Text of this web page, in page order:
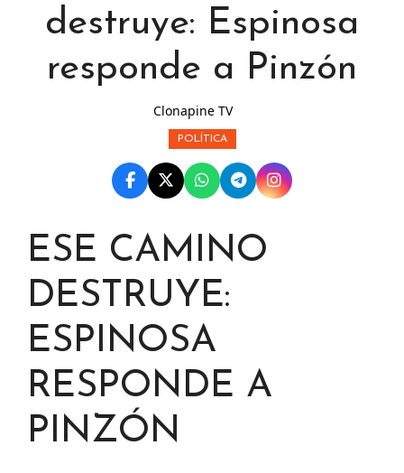
destruye: Espinosa
responde a Pinzón
Clonapine TV
POLÍTICA
ESE CAMINO
DESTRUYE:
ESPINOSA
RESPONDE A
PINZÓN